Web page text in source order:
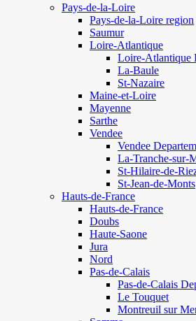
Pays-de-la-Loire
Pays-de-la-Loire region
Saumur
Loire-Atlantique
Loire-Atlantique
La-Baule
St-Nazaire
Maine-et-Loire
Mayenne
Sarthe
Vendee
Vendee
La-Tranche-sur-
St-Hilaire-de-
St-Jean-de-Monts
Hauts-de-France
Hauts-de-France
Doubs
Haute-Saone
Jura
Nord
Pas-de-Calais
Pas-de-Calais
Le Touquet
Montreuil sur